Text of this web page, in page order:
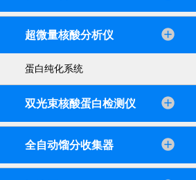
超微量核酸分析仪
蛋白纯化系统
双光束核酸蛋白检测仪
全自动馏分收集器